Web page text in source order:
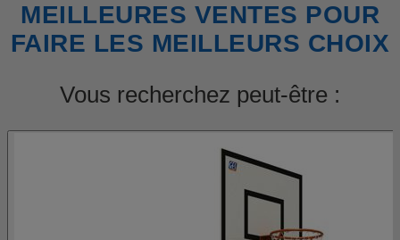
MEILLEURES VENTES POUR
FAIRE LES MEILLEURS CHOIX
Vous recherchez peut-être :